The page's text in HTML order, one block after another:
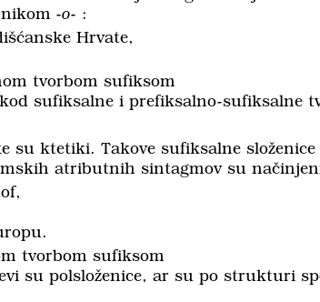
-o- :
Hrvate,
tvorbom sufiksom
sufiksalne i pre­fik­salno-sufiksalne
su ktetiki. Takove sufiksalne
atributnih sintagmov su
tvorbom sufiksom
su polsloženice, ar su po strukturi